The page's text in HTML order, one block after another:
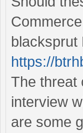
https://
The threat
interview
are some